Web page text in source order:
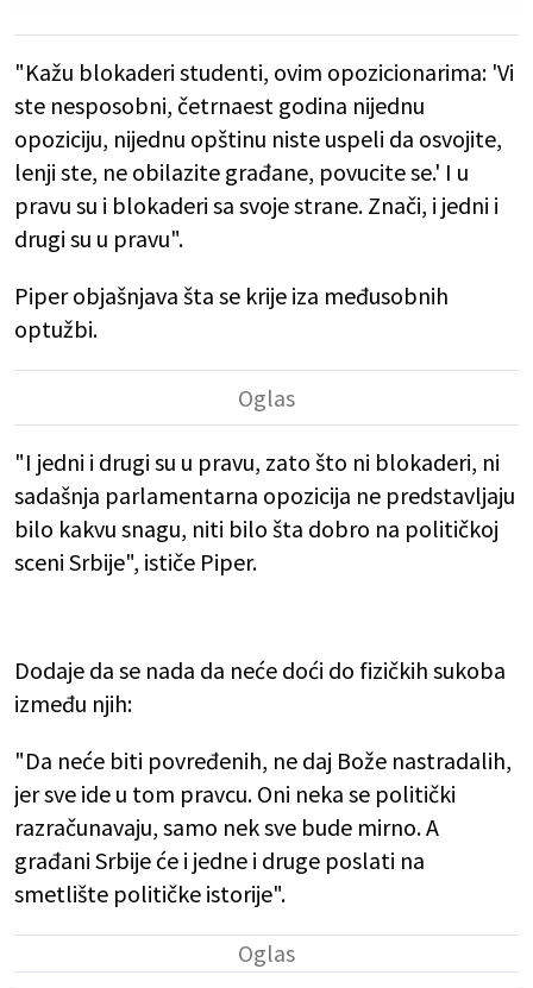
"Kažu blokaderi studenti, ovim opozicionarima: 'Vi
ste nesposobni, četrnaest godina nijednu
opoziciju, nijednu opštinu niste uspeli da osvojite,
lenji ste, ne obilazite građane, povucite se.' I u
pravu su i blokaderi sa svoje strane. Znači, i jedni i
drugi su u pravu".
Piper objašnjava šta se krije iza međusobnih
optužbi.
"I jedni i drugi su u pravu, zato što ni blokaderi, ni
sadašnja parlamentarna opozicija ne predstavljaju
bilo kakvu snagu, niti bilo šta dobro na političkoj
sceni Srbije", ističe Piper.
Dodaje da se nada da neće doći do fizičkih sukoba
između njih:
"Da neće biti povređenih, ne daj Bože nastradalih,
jer sve ide u tom pravcu. Oni neka se politički
razračunavaju, samo nek sve bude mirno. A
građani Srbije će i jedne i druge poslati na
smetlište političke istorije".